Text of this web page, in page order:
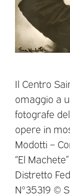
Il Centro
omaggio a
fotografe
opere in
Modotti –
“El
Distretto
N°35319 ©